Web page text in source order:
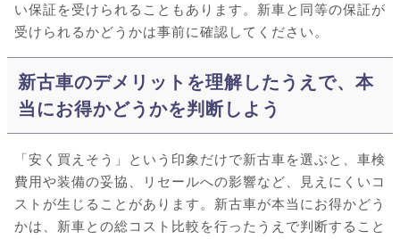
い保証を受けられることもあります。新車と同等の保証が
受けられるかどうかは事前に確認してください。
新古車のデメリットを理解したうえで、本
当にお得かどうかを判断しよう
「安く買えそう」という印象だけで新古車を選ぶと、車検
費用や装備の妥協、リセールへの影響など、見えにくいコ
ストが生じることがあります。新古車が本当にお得かどう
かは、新車との総コスト比較を行ったうえで判断すること